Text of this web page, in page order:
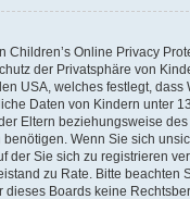
Children’s Online Privacy
der Privatsphäre von
USA, welches festlegt, dass
Daten von Kindern unter
Eltern beziehungsweise
Wenn Sie sich
der Sie sich zu registrieren
zu Rate. Bitte beachten
dieses Boards keine